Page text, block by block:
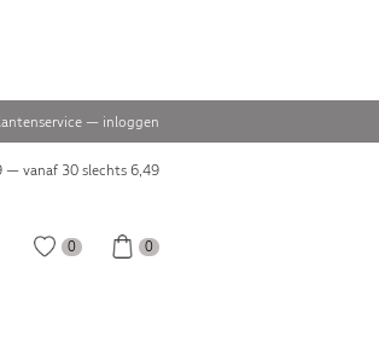
— inloggen
— vanaf 30 slechts 6,49
0 0